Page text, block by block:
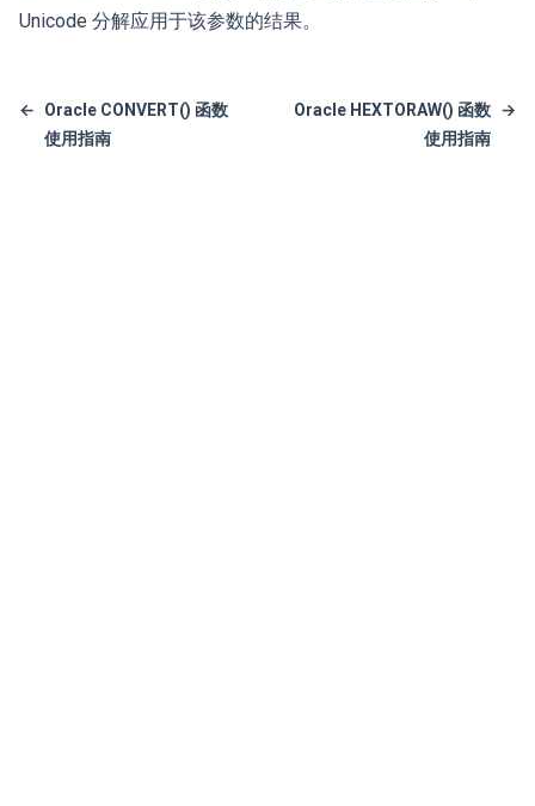
Unicode 分解应用于该参数的结果。
←
Oracle CONVERT() 函数
使用指南
Oracle HEXTORAW() 函数
使用指南
→